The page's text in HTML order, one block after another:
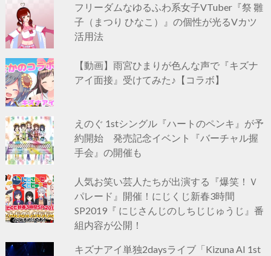
フリーダムなゆるふわ系女子VTuber『祭 雛
子（まつり ひなこ）』の個性が光るVカツ
活用法
【動画】雨宮ひまりが色んな声で『キズナ
アイ面接』受けてみた♪【コラボ】
えのぐ 1stシングル『ハートのペンキ』が予
約開始 発売記念イベント『バーチャル握
手会』の開催も
人気お笑い芸人たちが出演する『爆笑！Ｖ
パレード』開催！にじくじ新春3時間
SP2019『 にじさんじのしちじじゅうじ』番
組内容が公開！
キズナアイ単独2daysライブ「Kizuna AI 1st